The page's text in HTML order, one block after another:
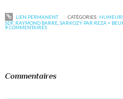
LIEN PERMANENT CATÉGORIES :
SDF, RAYMOND BARRE ,SARKOZY PAR REZA =
9COMMENTAIRES
Commentaires